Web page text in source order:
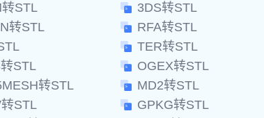
STL 3DS转STL
转STL RFA转STL
TER转STL
STL OGEX转STL
转STL MD2转STL
STL GPKG转STL